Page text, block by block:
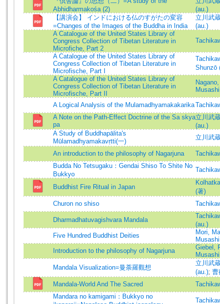
Abhidharmakośa (2)
(au.)
【講演会】 インドにおける仏のすがたの変容
=Changes of the Images of the Buddha in India
立川武
(au.)
A Catalogue of the United States Library of
Congress Collection of Tibetan Literature in
Microfiche, Part 2
A Catalogue of the United States Library of
Congress Collection of Tibetan Literature in
Microfische, Part I
Shunzō
A Catalogue of the United States Library of
Congress Collection of Tibetan Literature in
Microfische, Part II
Musashi
A Logical Analysis of the Mulamadhyamakakarika
A Note on the Path-Effect Doctrine of the Sa skya
pa
立川武
(au.)
A Study of Buddhapālita's
Mūlamadhyamakavṛtti(一)
立川武
An introduction to the philosophy of Nagarjuna
Budda No Tetsugaku：Gendai Shiso To Shite No
Bukkyo
Buddhist Fire Ritual in Japan
(著)
Churon no shiso
Dharmadhatuvagishvara Mandala
(au.)
Five Hundred Buddhist Deities
Mori,
Musashi
Introduction to the philosophy of Nagarjuna
Giebel,
Musashi
Mandala Visualization=曼荼羅觀想
立川武
(au.); 曹
Mandala-World And The Sacred
Mandara no kamigami：Bukkyo no